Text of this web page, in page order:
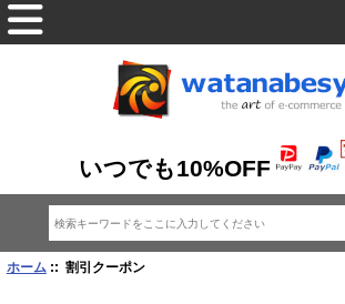
いつでも10%OFF
ホーム :: 割引クーポン